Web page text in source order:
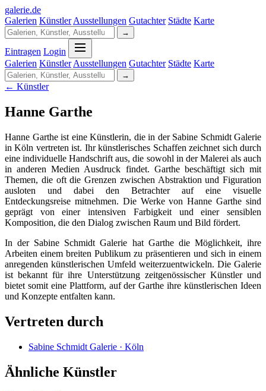
galerie.de
Galerien Künstler Ausstellungen Gutachter Städte Karte
→
Eintragen Login
Galerien Künstler Ausstellungen Gutachter Städte Karte
→
← Künstler
Hanne Garthe
Hanne Garthe ist eine Künstlerin, die in der Sabine Schmidt Galerie
in Köln vertreten ist. Ihr künstlerisches Schaffen zeichnet sich durch
eine individuelle Handschrift aus, die sowohl in der Malerei als auch
in anderen Medien Ausdruck findet. Garthe beschäftigt sich mit
Themen, die oft die Grenzen zwischen Abstraktion und Figuration
ausloten und dabei den Betrachter auf eine visuelle
Entdeckungsreise mitnehmen. Die Werke von Hanne Garthe sind
geprägt von einer intensiven Farbigkeit und einer sensiblen
Komposition, die den Dialog zwischen Raum und Bild fördert.
In der Sabine Schmidt Galerie hat Garthe die Möglichkeit, ihre
Arbeiten einem breiten Publikum zu präsentieren und sich in einem
anregenden künstlerischen Umfeld weiterzuentwickeln. Die Galerie
ist bekannt für ihre Unterstützung zeitgenössischer Künstler und
bietet somit eine Plattform, auf der Garthe ihre künstlerischen Ideen
und Konzepte entfalten kann.
Vertreten durch
Sabine Schmidt Galerie · Köln
Ähnliche Künstler